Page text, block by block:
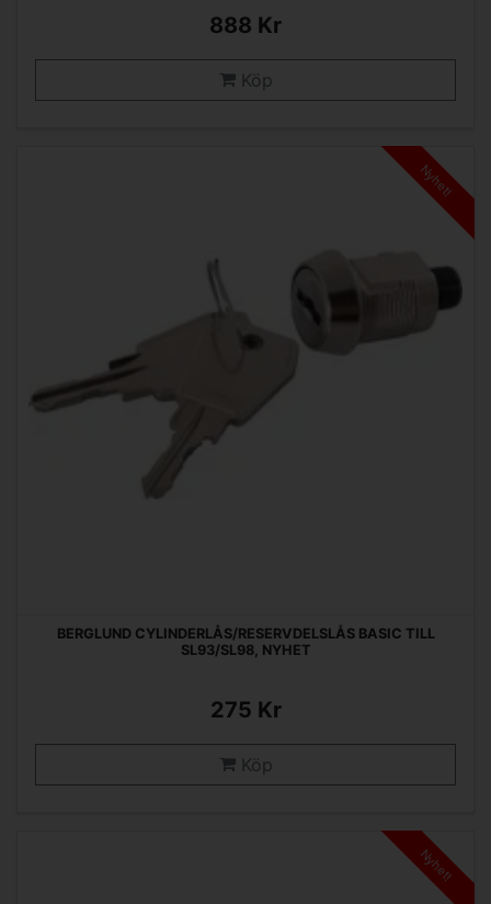
888 Kr
Köp
Nyhet!
BERGLUND CYLINDERLÅS/RESERVDELSLÅS BASIC TILL
SL93/SL98, NYHET
275 Kr
Köp
Nyhet!